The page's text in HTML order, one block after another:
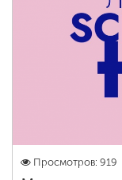
Просмотров: 919